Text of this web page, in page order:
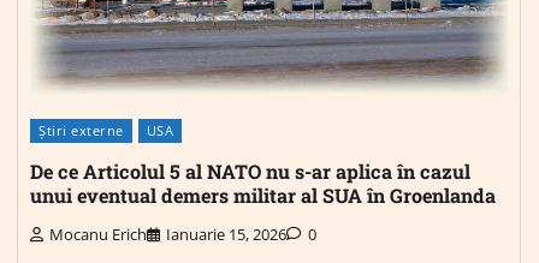
Știri externe USA
De ce Articolul 5 al NATO nu s-ar aplica în cazul
unui eventual demers militar al SUA în Groenlanda
Mocanu Erich Ianuarie 15, 2026 0